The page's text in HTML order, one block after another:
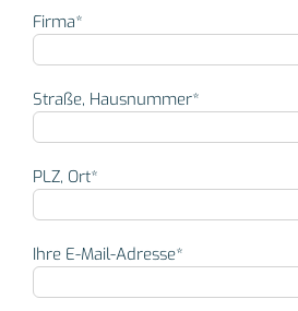
Firma*
Straße, Hausnummer*
PLZ, Ort*
Ihre E-Mail-Adresse*